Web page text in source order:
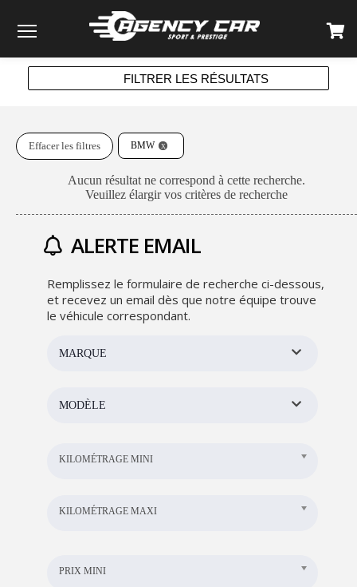
FILTRER LES RÉSULTATS
BMW
Effacer les filtres
Aucun résultat ne correspond à cette recherche.
Veuillez élargir vos critères de recherche
ALERTE EMAIL
Remplissez le formulaire de recherche ci-dessous,
et recevez un email dès que notre équipe trouve
le véhicule correspondant.
MARQUE
MODÈLE
KILOMÉTRAGE MINI
KILOMÉTRAGE MAXI
PRIX MINI